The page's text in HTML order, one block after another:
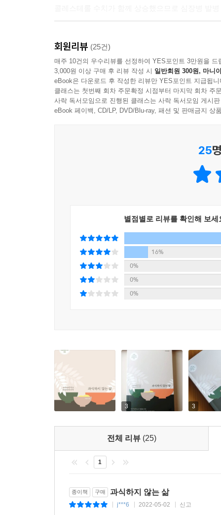
실천하는 것은 바람직하지 않다고 조언한다. 하루
처리해야 하므로 간에 부담이 갈 수밖에 없기 때
비율이 변하므로 같은 열량을 유지하는 등의 일
섭취하면 1.5배, 아침을 거르면 27퍼센트 심장병
식사 횟수는 그 이후에 생각해도 늦지 않다는 조언
제안한다. 일반적으로 먹지 않는 시간을 16시
않는 시간이 길수록 장내 환경이 깨끗해지는 메
대장으로 보내기 때문이다. 먹지 않는 시간을
음식물이 계속 머무르면서 세균이 번식하기 좋은
특히 불규칙한 식사 시간은 장내 세균의 균형
깨지면, 장내 세균의 균형이 무너지면서 살이 찌
제 한 몸 건사하기도 버거운 외과의사가
마흔다섯 살까지 저자는 개인 시간을 모두 일에
넘어 끝나는 일이 일상다반사이다 보니 불규칙
좋아지자 건강 문제로 고민하는 이들에게 힘이
현실로 눈을 돌리면, 사회는 크게 건강을 지향
유지해 체내 에너지 수준이 끌어올린다. 건강하
운동하지 않으며, 타인에게 분노를 느끼고 스트
회원리뷰 (25건)
매주 10건의 우수리뷰를 선정하여 YES포인트 3만원을 드
3,000원 이상 구매 후 리뷰 작성 시 일반회원 300원, 마니
eBook은 다운로드 후 작성한 리뷰만 YES포인트 지급됩니
클래스는 첫번째 회차 주문확정 시점부터 마지막 회차 주
사락 독서모임으로 진행된 클래스는 사락 독서모임 게시
eBook 페이백, CD/LP, DVD/Blu-ray, 패션 및 판매금지 상
25
별점별로 리뷰를 확인해 보세
16%
0%
0%
0%
3 3
전체 리뷰 (25)
1
종이책 구매 과식하지 않는 삶
j***6 2022-05-02 신고